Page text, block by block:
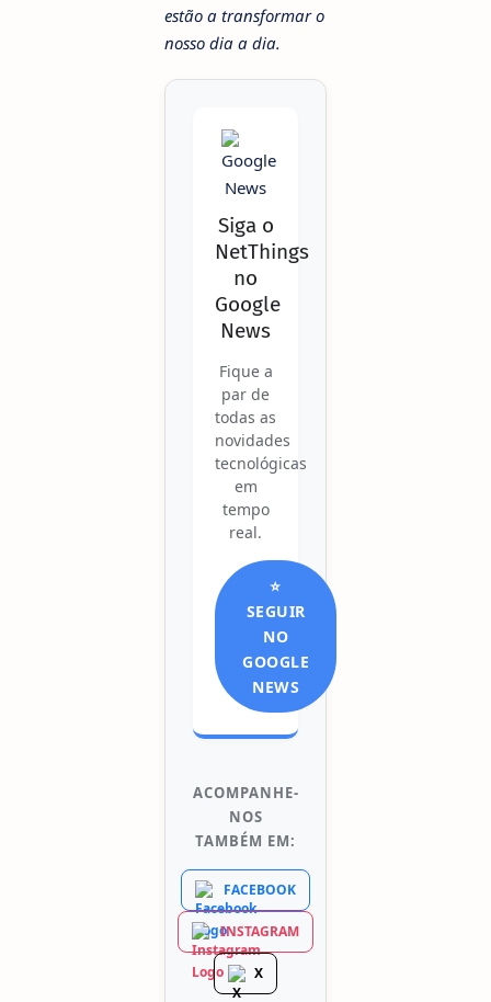
estão a transformar o
nosso dia a dia.
Siga o
NetThings
no
Google
News
Fique a
par de
todas as
novidades
tecnológicas
em
tempo
real.
⭐
SEGUIR
NO
GOOGLE
NEWS
ACOMPANHE-
NOS
TAMBÉM EM:
FACEBOOK
INSTAGRAM
X